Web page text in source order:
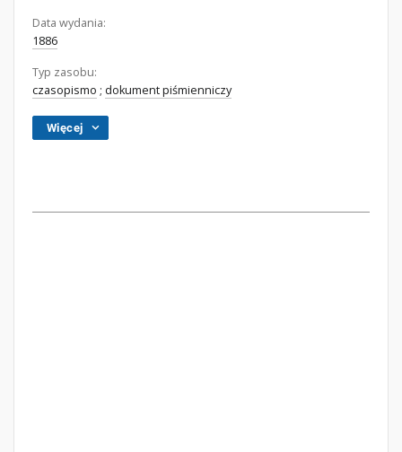
Data wydania:
1886
Typ zasobu:
czasopismo ; dokument piśmienniczy
Więcej